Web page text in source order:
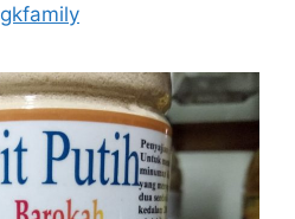
gkfamily